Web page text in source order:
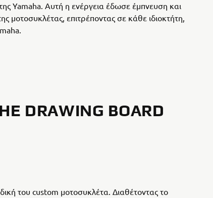
Yamaha. Αυτή η ενέργεια έδωσε έμπνευση και
μοτοσυκλέτας, επιτρέποντας σε κάθε ιδιοκτήτη,
DRAWING BOARD
του custom μοτοσυκλέτα. Διαθέτοντας το